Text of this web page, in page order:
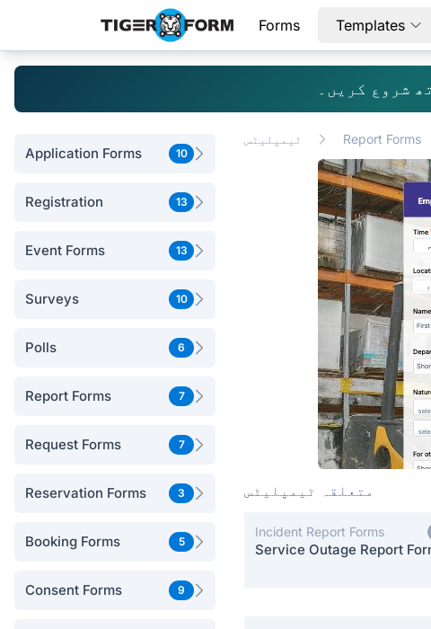
Forms Templates
شروع کریں۔
Application Forms 10
Registration 13
Event Forms 13
Surveys 10
Polls 6
Report Forms 7
Request Forms 7
Reservation Forms 3
Booking Forms 5
Consent Forms 9
ٹیمپلیٹس Report Forms
متعلقہ ٹیمپلیٹس
Incident Report Forms
Service Outage Report